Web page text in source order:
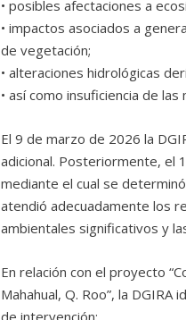
• posibles afectaciones a
• impactos asociados a
de vegetación;
• alteraciones hidrológicas
• así como insuficiencia de
El 9 de marzo de 2026 la
adicional. Posteriormente, el
mediante el cual se
atendió adecuadamente los
ambientales significativos y
En relación con el proyecto
Mahahual, Q. Roo”, la
de intervención: